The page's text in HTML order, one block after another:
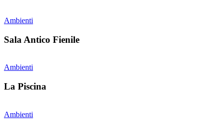
Ambienti
Sala Antico Fienile
Ambienti
La Piscina
Ambienti